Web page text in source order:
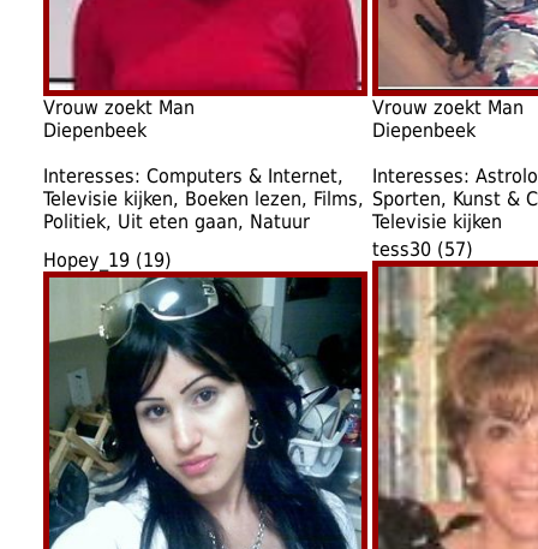
Vrouw zoekt Man
Diepenbeek
Interesses: Computers & Internet,
Televisie kijken, Boeken lezen, Films,
Politiek, Uit eten gaan, Natuur
Vrouw zoekt Man
Diepenbeek
Interesses:
Sporten, Kunst &
Televisie kijken
Hopey_19 (19)
tess30 (57)